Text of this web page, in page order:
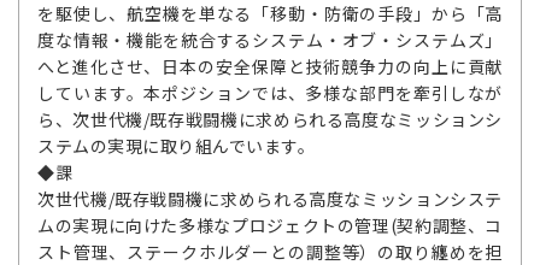
を駆使し、航空機を単なる「移動・防衛の手段」から「高
度な情報・機能を統合するシステム・オブ・システムズ」
へと進化させ、日本の安全保障と技術競争力の向上に貢献
しています。本ポジションでは、多様な部門を牽引しなが
ら、次世代機/既存戦闘機に求められる高度なミッションシ
ステムの実現に取り組んでいます。
◆課
次世代機/既存戦闘機に求められる高度なミッションシステ
ムの実現に向けた多様なプロジェクトの管理(契約調整、コ
スト管理、ステークホルダーとの調整等）の取り纏めを担